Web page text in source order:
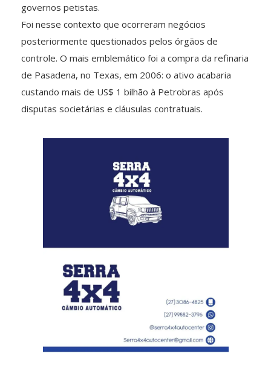
governos petistas.
Foi nesse contexto que ocorreram negócios
posteriormente questionados pelos órgãos de
controle. O mais emblemático foi a compra da refinaria
de Pasadena, no Texas, em 2006: o ativo acabaria
custando mais de US$ 1 bilhão à Petrobras após
disputas societárias e cláusulas contratuais.